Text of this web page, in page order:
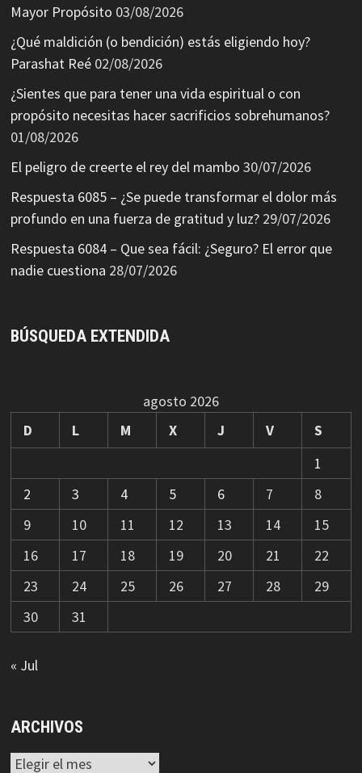
Mayor Propósito 03/08/2026
¿Qué maldición (o bendición) estás eligiendo hoy?
Parashat Reé 02/08/2026
¿Sientes que para tener una vida espiritual o con
propósito necesitas hacer sacrificios sobrehumanos?
01/08/2026
El peligro de creerte el rey del mambo 30/07/2026
Respuesta 6085 – ¿Se puede transformar el dolor más
profundo en una fuerza de gratitud y luz? 29/07/2026
Respuesta 6084 – Que sea fácil: ¿Seguro? El error que
nadie cuestiona 28/07/2026
BÚSQUEDA EXTENDIDA
agosto 2026
D
L M X J V
S
1
2
3 4 5 6 7
8
9
10 11 12 13 14
15
16
17 18 19 20 21
22
23
24 25 26 27 28
29
30
31
« Jul
ARCHIVOS
Archivos